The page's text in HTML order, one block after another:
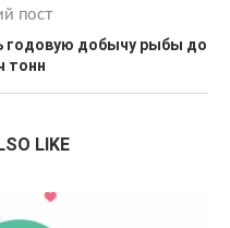
пост
годовую добычу рыбы до
тонн
LIKE